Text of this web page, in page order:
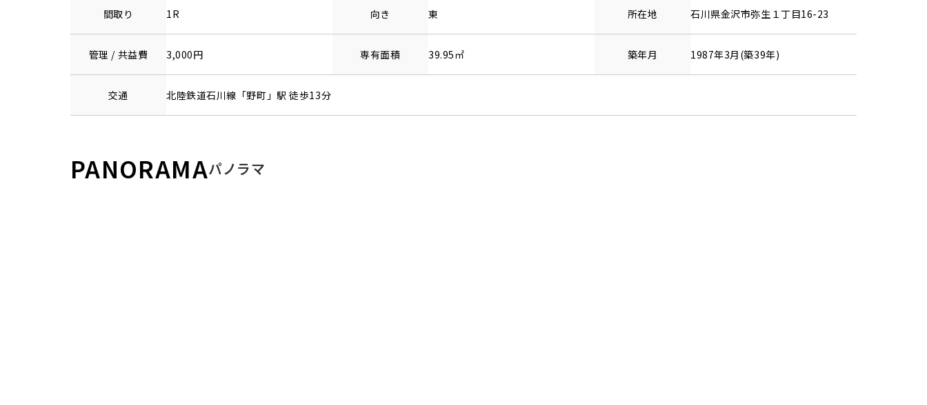
間取り 1R 向き 東 所在地 石川県金沢市弥生 １丁目16-23
管理 / 共益費 3,000円 専有面積 39.95㎡ 築年月 1987年3月(築39年)
交通 北陸鉄道石川線 「野町 」駅 徒歩13分
PANORAMAパノラマ